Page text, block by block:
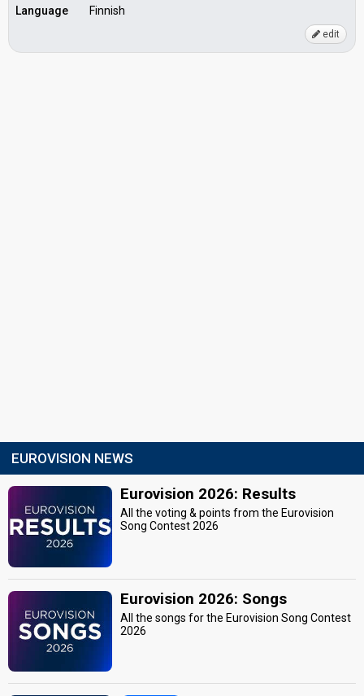
Language Finnish
edit
EUROVISION NEWS
Eurovision 2026: Results
All the voting & points from the Eurovision
Song Contest 2026
Eurovision 2026: Songs
All the songs for the Eurovision Song Contest
2026